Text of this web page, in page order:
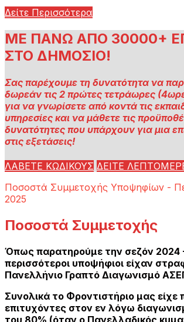
Δείτε Περισσότερα
ΜΕ ΠΑΝΩ ΑΠΟ 30000+
ΣΤΟ ΔΗΜΟΣΙΟ!
Σας παρέχουμε τη δυνατότητα να
δωρεάν τις 2 πρώτες τετράωρες
για να γνωρίσετε από κοντά τις
υπηρεσίες και να μάθετε τις
δυνατότητες που υπάρχουν για μια
στις εξετάσεις!
ΛΑΒΕΤΕ ΚΩΔΙΚΟΥΣ ΔΕΙΤΕ
Ποσοστά Συμμετοχής Υποψηφίων -
2025
Ποσοστά Συμμετοχής
Όπως παρατηρούμε την σεζόν 2024
περισσότεροι υποψήφιοι είχαν
Πανελλήνιο Γραπτό Διαγωνισμό
Συνολικά το Φροντιστήριο μας
επιτυχόντες στον εν λόγω
του 80% (όταν ο Πανελλαδικός